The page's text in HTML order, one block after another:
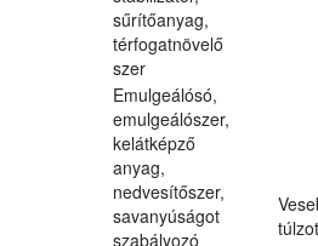
sűrítőanyag,
térfogatnövelő
szer
Emulgeálósó,
emulgeálószer,
kelátképző
anyag,
nedvesítőszer,
savanyúságot
szabályozó